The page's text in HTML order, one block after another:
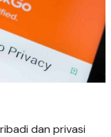
dan privasi